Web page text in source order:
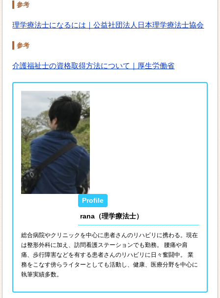
参考
理学療法士になるには｜公益社団法人日本理学療法士協会
参考
介護福祉士の資格取得方法について｜厚生労働省
rana（理学療法士）
総合病院やクリニックを中心に患者さんのリハビリに携わる。現在
は整形外科に加え、訪問看護ステーションでも勤務。 腰痛や肩
痛、歩行障害などを有する患者さんのリハビリに日々奮闘中。 業
務をこなす傍らライターとしても活動し、健康、医療分野を中心に
執筆実績多数。